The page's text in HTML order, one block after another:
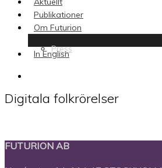
Publikationer
Om Futurion
Press
In English
Digitala folkrörelser
FUTURION AB